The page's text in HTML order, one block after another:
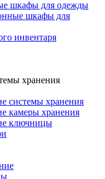
шкафы для одежды
шкафы для
инвентаря
хранения
системы хранения
камеры хранения
ключницы